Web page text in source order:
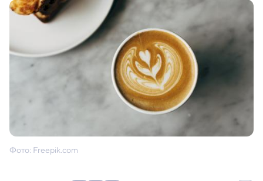
Фото: Freepik.com